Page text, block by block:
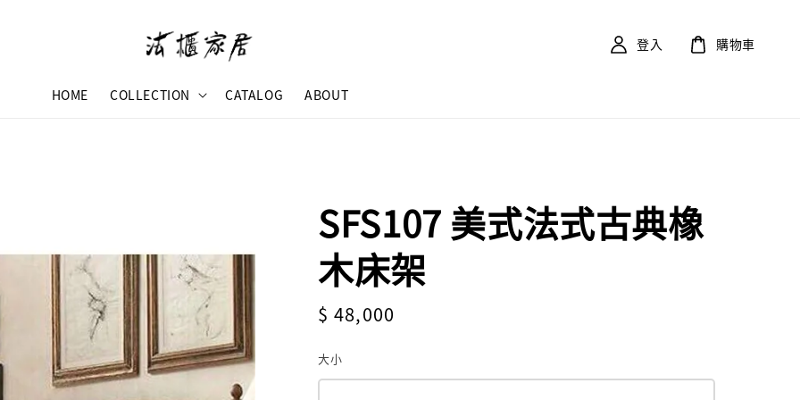
HOME COLLECTION CATALOG ABOUT
登入 購物車
SFS107 美式法式古典橡
木床架
Regular
$ 48,000
大小